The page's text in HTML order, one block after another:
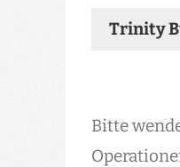
Trinity
Bitte